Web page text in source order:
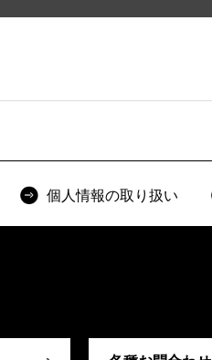
個人情報の取り扱い